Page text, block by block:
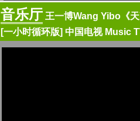
音乐厅 王一博Wang Yibo《
[一小时循环版] 中国电视 Music